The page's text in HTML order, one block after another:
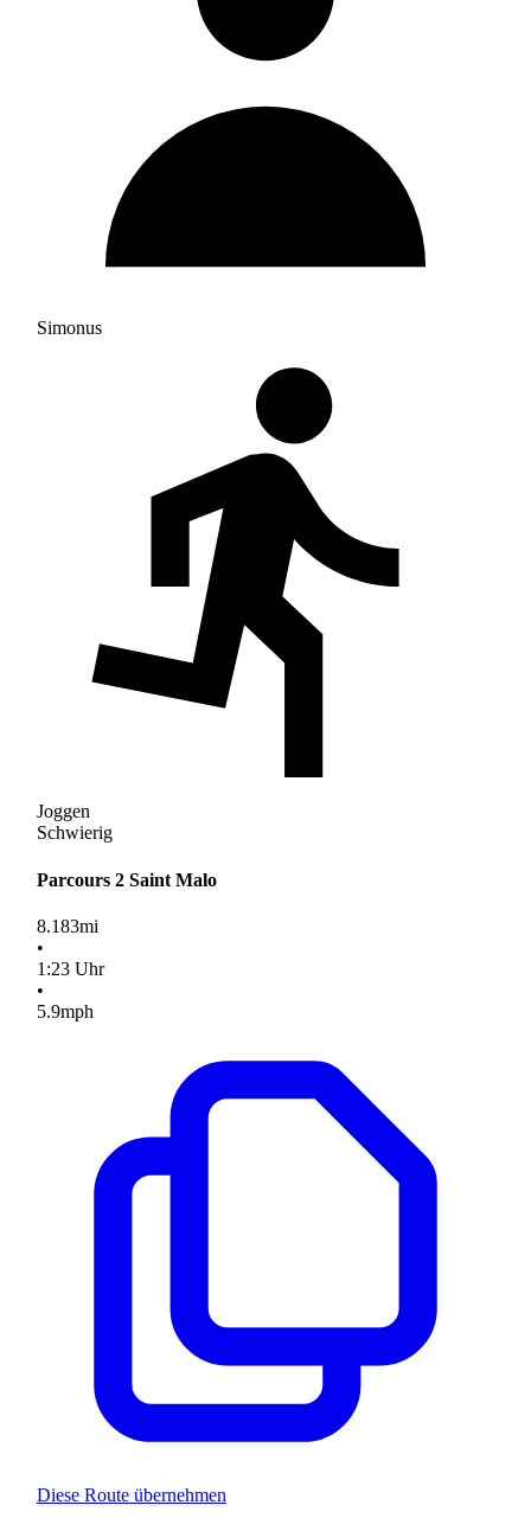
Simonus
Joggen
Schwierig
Parcours 2 Saint Malo
8.183mi
•
1 :23Uhr
•
5.9mph
Diese Route übernehmen